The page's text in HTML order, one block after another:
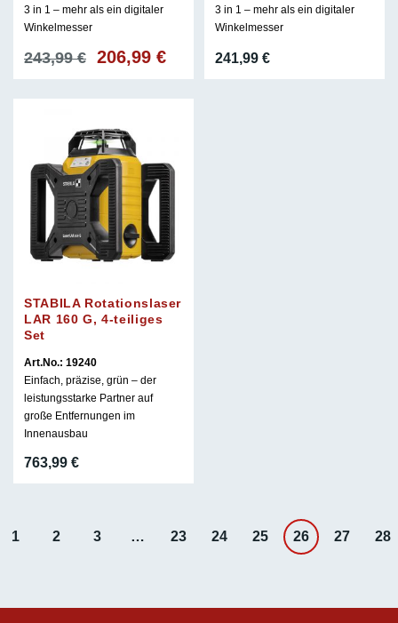
3 in 1 – mehr als ein digitaler
Winkelmesser
243,99€
Ursprünglicher
206,99 €Aktueller
3 in 1 – mehr als ein digitaler
Winkelmesser
241,99 €
STABILA Rotationslaser
LAR 160 G, 4-teiliges
Set
Art.No.: 19240
Einfach, präzise, grün – der
leistungsstarke Partner auf
große Entfernungen im
Innenausbau
763,99 €
1 2 3 … 23 24 25 26 27 28